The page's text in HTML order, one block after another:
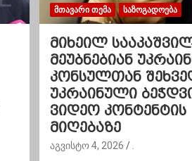
ᲛᲗᲐᲕᲐᲠᲘ ᲗᲔᲛᲐ ᲡᲐᲖᲝᲒᲐᲓᲝᲔᲑᲐ
მიხეილ
მეუბნებიან
კონსულთან
უკრაინული
ვიდეო კონტენტის
მიღებაზე
აგვისტო 4, 2026